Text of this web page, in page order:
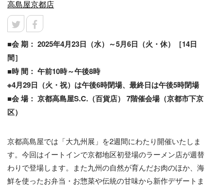
高島屋京都店
■会 期： 2025年4月23日（水）～5月6日（火・休）［14日
間］
■時 間： 午前10時～午後8時
※4月29日（火・祝）は午後6時閉場、最終日は午後5時閉場
■会 場： 京都高島屋S.C.（百貨店） 7階催会場（京都市下京
区）
京都高島屋では「大九州展」を2週間にわたり開催いたしま
す。今回はイートインで京都地区初登場のラーメン店が週替
わりで登場します。また九州の自然が育んだお肉のほか、海
鮮を使ったお弁当・お惣菜や伝統の甘味から新作デザートま